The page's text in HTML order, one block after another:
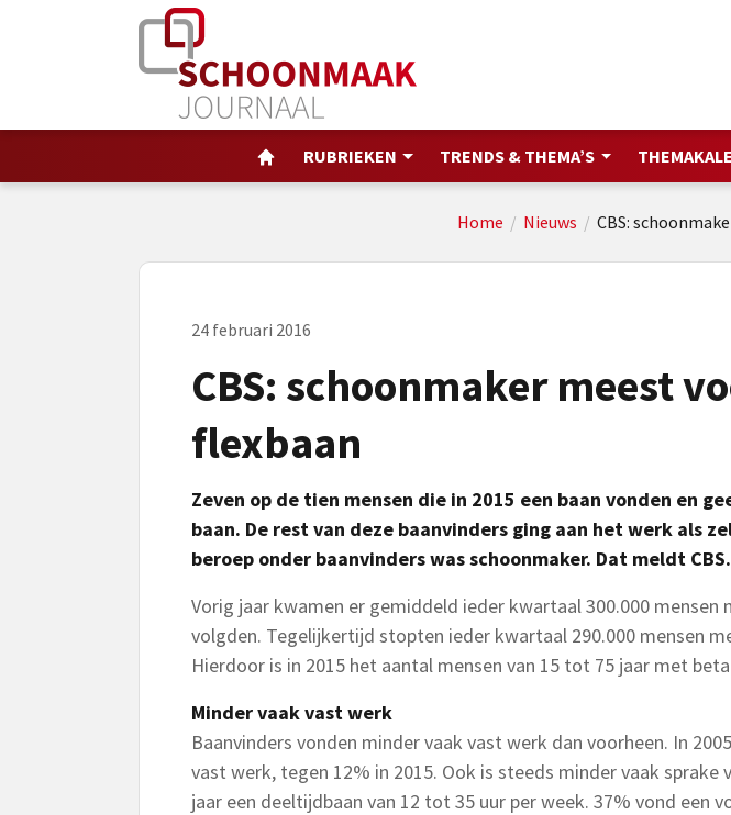
RUBRIEKEN TRENDS & THEMA’S
Home / Nieuws / CBS:
24 februari 2016
CBS: schoonmaker meest
flexbaan
Zeven op de tien mensen die in 2015 een baan vonden en
baan. De rest van deze baanvinders ging aan het werk als
beroep onder baanvinders was schoonmaker. Dat meldt CBS.
Vorig jaar kwamen er gemiddeld ieder kwartaal 300.000
volgden. Tegelijkertijd stopten ieder kwartaal 290.000 mensen
Hierdoor is in 2015 het aantal mensen van 15 tot 75 jaar met
Minder vaak vast werk
Baanvinders vonden minder vaak vast werk dan voorheen. In
vast werk, tegen 12% in 2015. Ook is steeds minder vaak
jaar een deeltijdbaan van 12 tot 35 uur per week. 37% vond een